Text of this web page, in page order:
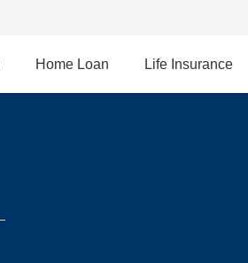
Home Loan Life Insurance